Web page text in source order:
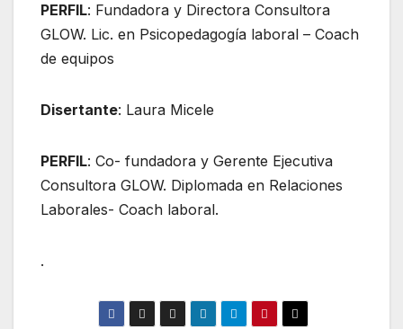
PERFIL: Fundadora y Directora Consultora
GLOW. Lic. en Psicopedagogía laboral – Coach
de equipos
Disertante: Laura Micele
PERFIL: Co- fundadora y Gerente Ejecutiva
Consultora GLOW. Diplomada en Relaciones
Laborales- Coach laboral.
.